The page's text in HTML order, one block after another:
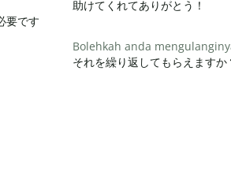
要です
助けてくれてありがとう！
Bolehkah anda
それを繰り返してもらえますか